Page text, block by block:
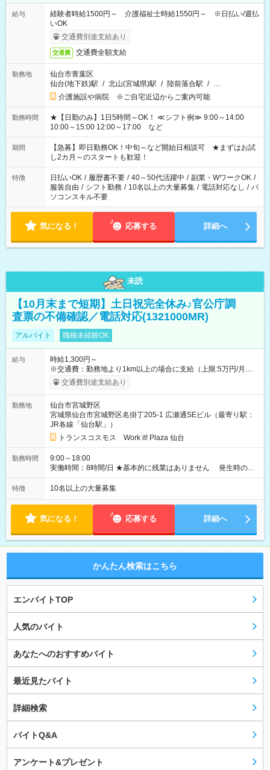
給与
経験者時給1500円～ 介護福祉士時給1550円～ ※日払い/週払
いOK
交通費別途支給あり
交通費 交通費全額支給
勤務地
仙台市青葉区
仙台(地下鉄)駅 / 北山(宮城県)駅 / 陸前落合駅 / …
介護施設や病院 ※ご自宅近辺からご案内可能
勤務時間
★【日勤のみ】1日5時間～OK！ ≪シフト例≫ 9:00～14:00
10:00～15:00 12:00～17:00 など
期間
【急募】即日勤務OK！中旬～など開始日相談可 ★まずはお試
し2カ月～のスタートも歓迎！
特徴 日払いOK / 履歴書不要 / 40～50代活躍中 / 副業・WワークOK /
服装自由 / シフト勤務 / 10名以上の大量募集 / 電話対応なし / パ
ソコンスキル不要
気になる！ 応募する 詳細へ
未読
【10月末まで短期】土日祝完全休み♪官公庁調
査票の不備確認／電話対応(1321000MR)
アルバイト 職種未経験OK
給与
時給1,300円～
※交通費：勤務地より1km以上の場合に支給（上限:5万円/月・
2,500円/日） ※残業代：残業発生時は1分単位で支給 ※研修中の
給与変動なし ＜ 収入例 ＞ ■週5日勤務の場合… 月収22万8,800
4日勤務の場合… 月収16万6,400円以上可能 ※交通費別途支給
（時給1,300円×8時間×16日） 【試用期間】試用期間なし
交通費別途支給あり
勤務地
仙台市宮城野区
宮城県仙台市宮城野区名掛丁205-1 広瀬通SEビル（最寄り駅：
JR各線「仙台駅」）
トランスコスモス Work it! Plaza 仙台
勤務時間
9:00～18:00
実働時間：8時間/日 ★基本的に残業はありません 発生時の残
業代は1分単位で支給いたします
特徴 10名以上の大量募集
気になる！ 応募する 詳細へ
かんたん検索はこちら
エンバイトTOP
人気のバイト
あなたへのおすすめバイト
最近見たバイト
詳細検索
バイトQ&A
アンケート&プレゼント